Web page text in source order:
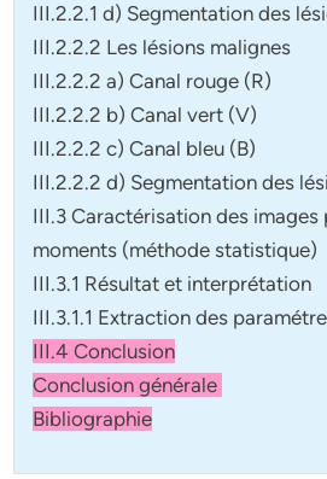
III.2.2.1 d) Segmentation des
III.2.2.2 Les lésions malignes
III.2.2.2 a) Canal rouge (R)
III.2.2.2 b) Canal vert (V)
III.2.2.2 c) Canal bleu (B)
III.2.2.2 d) Segmentation des
III.3 Caractérisation des images
moments (méthode statistique)
III.3.1 Résultat et interprétation
III.3.1.1 Extraction des
III.4 Conclusion
Conclusion générale
Bibliographie